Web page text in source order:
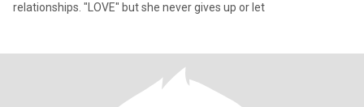
relationships. "LOVE" but she never gives up or let